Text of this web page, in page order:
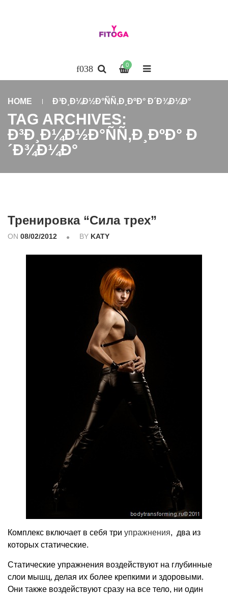
0
HOME Ð³Ð¸Ð¼Ð½Ð°ÑÑ‚Ð¸ÐºÐ° Ð´Ð¾Ð¼Ð°
TAG ARCHIVES:
Ð³Ð¸Ð¼Ð½Ð°ÑÑ‚Ð¸ÐºÐ° Ð
´Ð¾Ð¼Ð°
Тренировка “Сила трех”
ON 08/02/2012 BY KATY
Комплекс включает в себя три упражнения, два из
которых статические.
Статические упражнения воздействуют на глубинные
слои мышц, делая их более крепкими и здоровыми.
Они также воздействуют сразу на все тело, ни один